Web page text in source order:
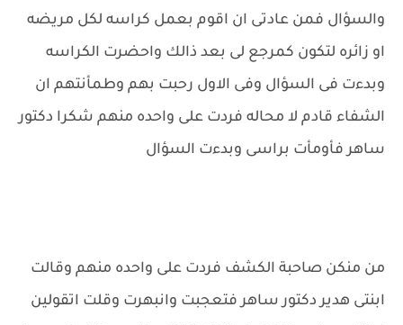
والسؤال فمن عادتى ان اقوم بعمل كراسه لكل مريضه
او زائره لتكون كمرجع لى بعد ذالك واحضرت الكراسه
وبدءت فى السؤال وفى الاول رحبت بهم وطمأنتهم ان
الشفاء قادم لا محاله فردت على واحده منهم شكرا دكتور
ساهر فأومأت براسى وبدءت السؤال
من منكن صاحبة الكشف فردت على واحده منهم وقالت
ابنتى هدير دكتور ساهر فتعجبت وانبهرت وقلت اتقولين